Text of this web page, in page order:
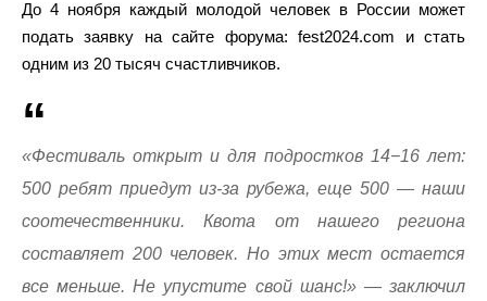
До 4 ноября каждый молодой человек в России может
подать заявку на сайте форума: fest2024.com и стать
одним из 20 тысяч счастливчиков.
«Фестиваль открыт и для подростков 14−16 лет:
500 ребят приедут из-за рубежа, еще 500 — наши
соотечественники. Квота от нашего региона
составляет 200 человек. Но этих мест остается
все меньше. Не упустите свой шанс!» — заключил